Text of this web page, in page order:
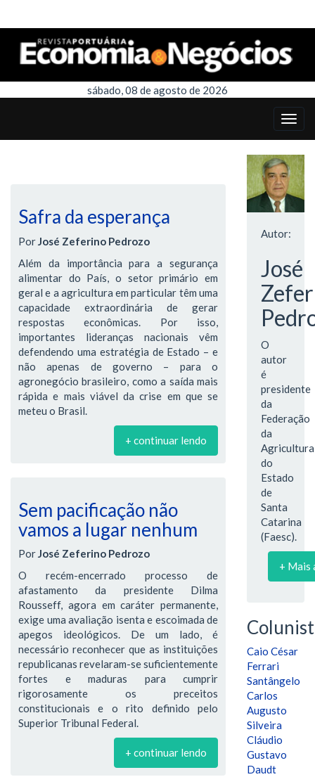
sábado, 08 de agosto de 2026
Safra da esperança
Por José Zeferino Pedrozo
Além da importância para a segurança
alimentar do País, o setor primário em
geral e a agricultura em particular têm uma
capacidade extraordinária de gerar
respostas econômicas. Por isso,
importantes lideranças nacionais vêm
defendendo uma estratégia de Estado – e
não apenas de governo – para o
agronegócio brasileiro, como a saída mais
rápida e mais viável da crise em que se
meteu o Brasil.
+ continuar lendo
Sem pacificação não
vamos a lugar nenhum
PorJosé Zeferino Pedrozo
O recém-encerrado processo de
afastamento da presidente Dilma
Rousseff, agora em caráter permanente,
exige uma avaliação isenta e escoimada de
apegos ideológicos. De um lado, é
necessário reconhecer que as instituições
republicanas revelaram-se suficientemente
fortes e maduras para cumprir
rigorosamente os preceitos
constitucionais e o rito definido pelo
Superior Tribunal Federal.
+ continuar lendo
Autor:
José
O
autor
é
presidente
da
Federação
da
Agricultura
do
Estado
de
Santa
Catarina
(Faesc).
+ Mais
Caio César
Ferrari
Santângelo
Carlos
Augusto
Silveira
Cláudio
Gustavo
Daudt